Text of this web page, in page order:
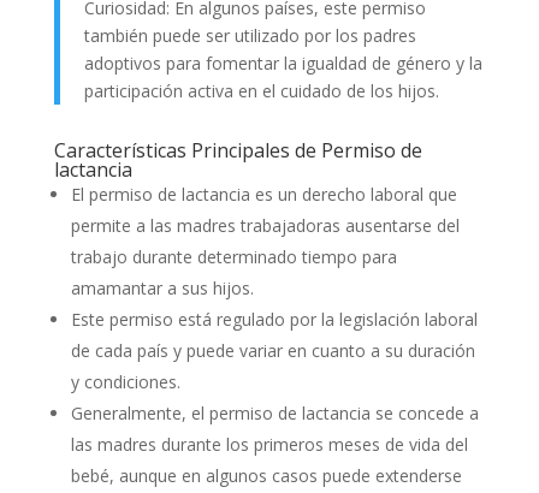
Curiosidad: En algunos países, este permiso
también puede ser utilizado por los padres
adoptivos para fomentar la igualdad de género y la
participación activa en el cuidado de los hijos.
Características Principales de Permiso de
lactancia
El permiso de lactancia es un derecho laboral que
permite a las madres trabajadoras ausentarse del
trabajo durante determinado tiempo para
amamantar a sus hijos.
Este permiso está regulado por la legislación laboral
de cada país y puede variar en cuanto a su duración
y condiciones.
Generalmente, el permiso de lactancia se concede a
las madres durante los primeros meses de vida del
bebé, aunque en algunos casos puede extenderse